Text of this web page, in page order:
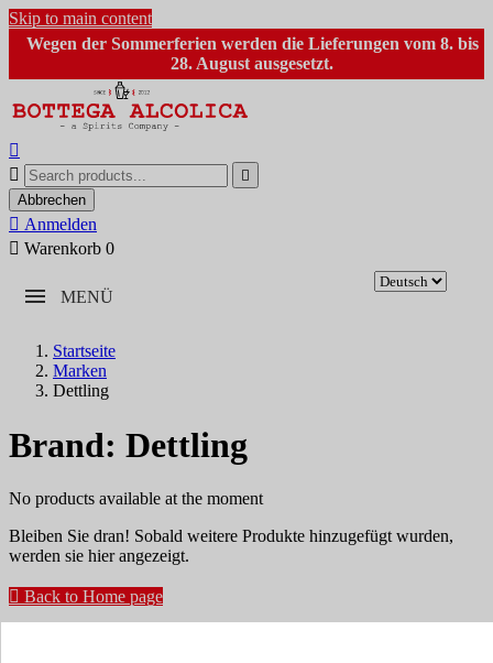
Skip to main content
Wegen der Sommerferien werden die Lieferungen vom 8. bis
28. August ausgesetzt.



Abbrechen
 Anmelden
 Warenkorb 0
MENÜ
Startseite
Marken
Dettling
Brand: Dettling
No products available at the moment
Bleiben Sie dran! Sobald weitere Produkte hinzugefügt wurden,
werden sie hier angezeigt.
 Back to Home page